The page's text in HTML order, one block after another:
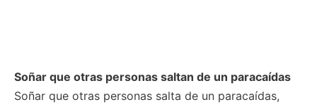
Soñar que otras personas saltan de un paracaídas
Soñar que otras personas salta de un paracaídas,